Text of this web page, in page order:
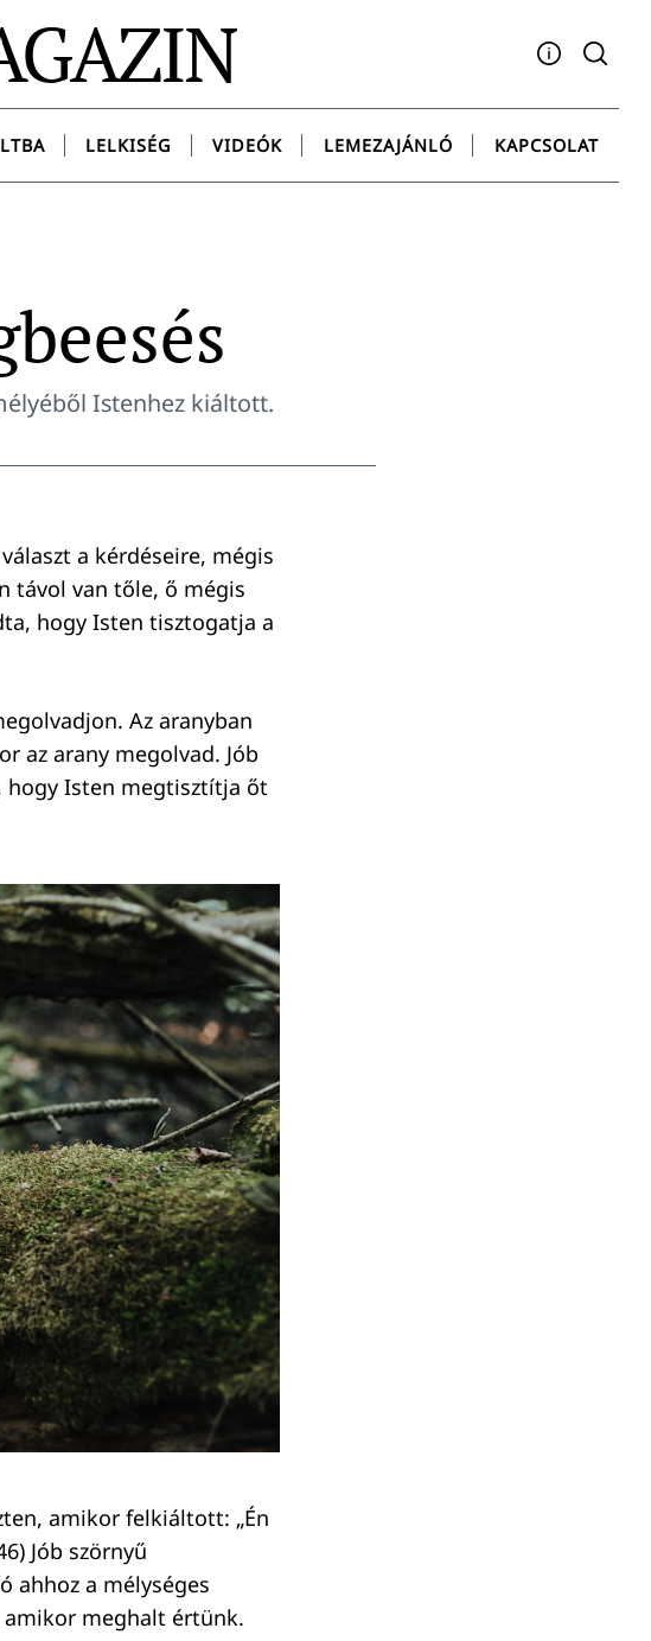
Facebook
YouTubeInstagram
TwitterSpotify
LELKISÉG VIDEÓK LEMEZAJÁNLÓ KAPCSOLAT
Istenhez kiáltott.
a kérdéseire, mégis
távol van tőle, ő mégis
hogy Isten tisztogatja a
Az aranyban
az arany megolvad. Jób
hogy Isten megtisztítja őt
amikor felkiáltott: „Én
Jób szörnyű
ahhoz a mélységes
amikor meghalt értünk.